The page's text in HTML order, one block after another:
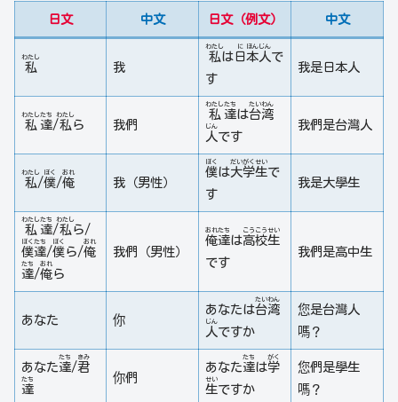
日文 中文 日文（例文） 中文
私
わたし
我
私
わたし
は日
に
本
ほん
人
じん
で
す
我是日本人
私
わたし
達
たち
/私
わたし
ら 我們
私
わたし
達
たち
は台
たい
湾
わん
人
じん
です
我們是台灣人
私
わたし
/僕
ぼく
/俺
おれ
我（男性）
僕
ぼく
は大
だい
学
がく
生
せい
で
す
我是大學生
私
わたし
達
たち
/私
わたし
ら/
僕
ぼく
達
たち
/僕
ぼく
ら/俺
おれ
達
たち
/俺
おれ
ら
我們（男性）
俺
おれ
達
たち
は高
こう
校
こう
生
せい
です
我們是高中生
あなた 你
あなたは台
たい
湾
わん
人
じん
ですか
您是台灣人
嗎？
あなた達
たち
/君
きみ
達
たち 你們
あなた達
たち
は学
がく
生
せい
ですか
您們是學生
嗎？